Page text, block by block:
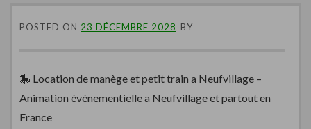
POSTED ON 23 DÉCEMBRE 2028 BY
🎠 Location de manège et petit train a Neufvillage –
Animation événementielle a Neufvillage et partout en
France